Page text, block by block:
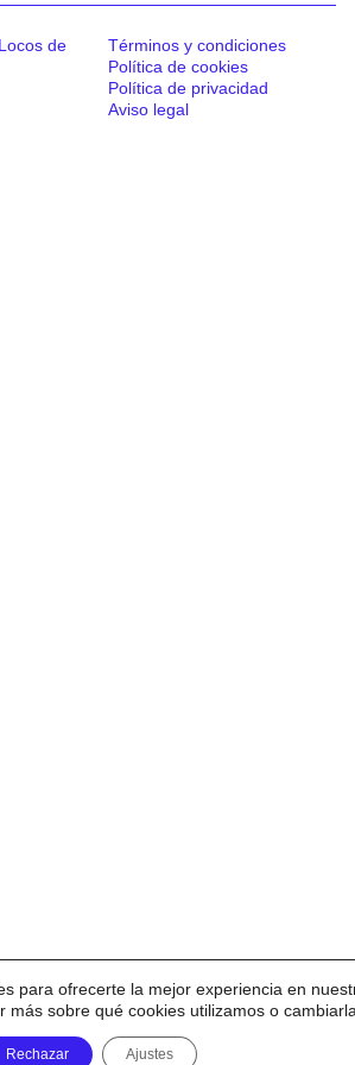
de
Términos y condiciones
Política de cookies
Política de privacidad
Aviso legal
para ofrecerte la mejor experiencia en
más sobre qué cookies utilizamos o
Rechazar Ajustes